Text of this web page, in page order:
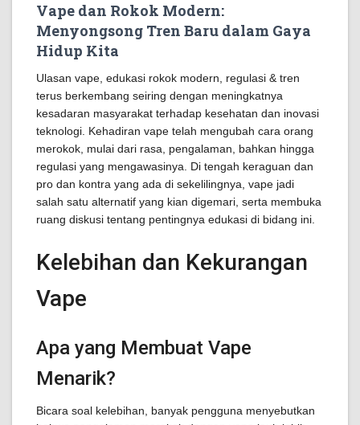
Vape dan Rokok Modern:
Menyongsong Tren Baru dalam Gaya
Hidup Kita
Ulasan vape, edukasi rokok modern, regulasi & tren
terus berkembang seiring dengan meningkatnya
kesadaran masyarakat terhadap kesehatan dan inovasi
teknologi. Kehadiran vape telah mengubah cara orang
merokok, mulai dari rasa, pengalaman, bahkan hingga
regulasi yang mengawasinya. Di tengah keraguan dan
pro dan kontra yang ada di sekelilingnya, vape jadi
salah satu alternatif yang kian digemari, serta membuka
ruang diskusi tentang pentingnya edukasi di bidang ini.
Kelebihan dan Kekurangan
Vape
Apa yang Membuat Vape
Menarik?
Bicara soal kelebihan, banyak pengguna menyebutkan